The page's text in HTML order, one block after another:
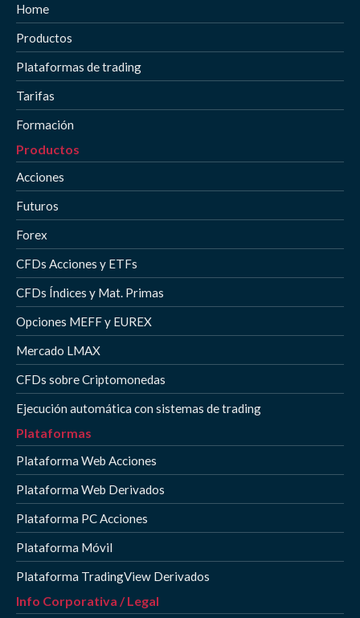
Home
Productos
Plataformas de trading
Tarifas
Formación
Productos
Acciones
Futuros
Forex
CFDs Acciones y ETFs
CFDs Índices y Mat. Primas
Opciones MEFF y EUREX
Mercado LMAX
CFDs sobre Criptomonedas
Ejecución automática con sistemas de trading
Plataformas
Plataforma Web Acciones
Plataforma Web Derivados
Plataforma PC Acciones
Plataforma Móvil
Plataforma TradingView Derivados
Info Corporativa / Legal